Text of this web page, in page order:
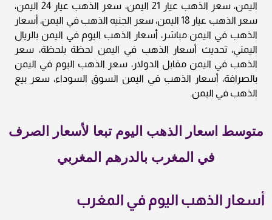
اليمن، سعر الذهب عيار 21 اليمن، سعر الذهب عيار 24 اليمن،
سعر الذهب عيار 18 اليمن، سعر الجنيه الذهب في اليمن، أسعار
الذهب في اليمن مباشر، أسعار الذهب اليوم في اليمن بالريال
اليمني، تحديث أسعار الذهب في اليمن لحظة بلحظة، سعر
الذهب في اليمن مقابل الدولار، سعر الذهب اليوم في اليمن
بالصرافة، أسعار الذهب في اليمن السوق السوداء، سعر بيع
الذهب في اليمن.
متوسط اسعار الذهب اليوم تبعا لأسعار الصرف
في المغرب بالدرهم المغربي
أسعار الذهب اليوم في المغرب